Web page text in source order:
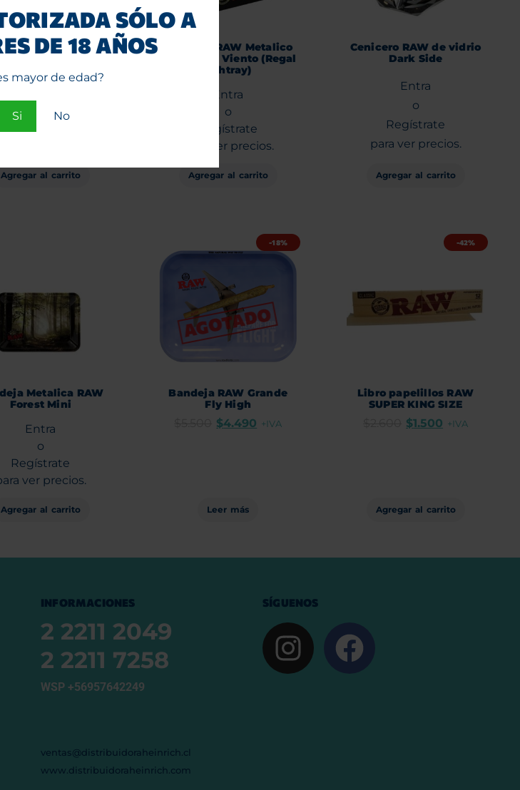
SÓLO A
DE 18 AÑOS
mayor de edad?
Si No
Cenicero
BG3401-DIS6
Regístrate
Agregar al carrito
Cenicero RAW Metalico
Negro Anti Viento (Regal
Ashtray)
Entra
o
Regístrate
para ver precios.
Agregar al carrito
Cenicero RAW de vidrio
Dark Side
Entra
o
Regístrate
para ver precios.
Agregar al carrito
Metalica RAW
Forest Mini
Entra
o
Regístrate
ver precios.
Agregar al carrito
-18%
Bandeja RAW Grande
Fly High
$4.490 +IVA
Leer más
-42%
Libro papelillos RAW
SUPER KING SIZE
$1.500 +IVA
Agregar al carrito
INFORMACIONES
2 2211 2049
2 2211 7258
WSP +56957642249
ventas@distribuidoraheinrich.cl
www.distribuidoraheinrich.com
SÍGUENOS